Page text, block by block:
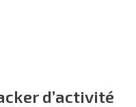
d’activité